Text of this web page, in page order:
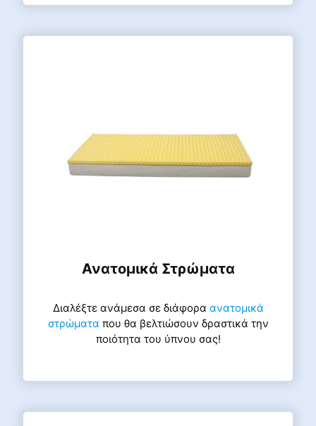
Ανατομικά Στρώματα
Διαλέξτε ανάμεσα σε διάφορα ανατομικά
στρώματα που θα βελτιώσουν δραστικά την
ποιότητα του ύπνου σας!